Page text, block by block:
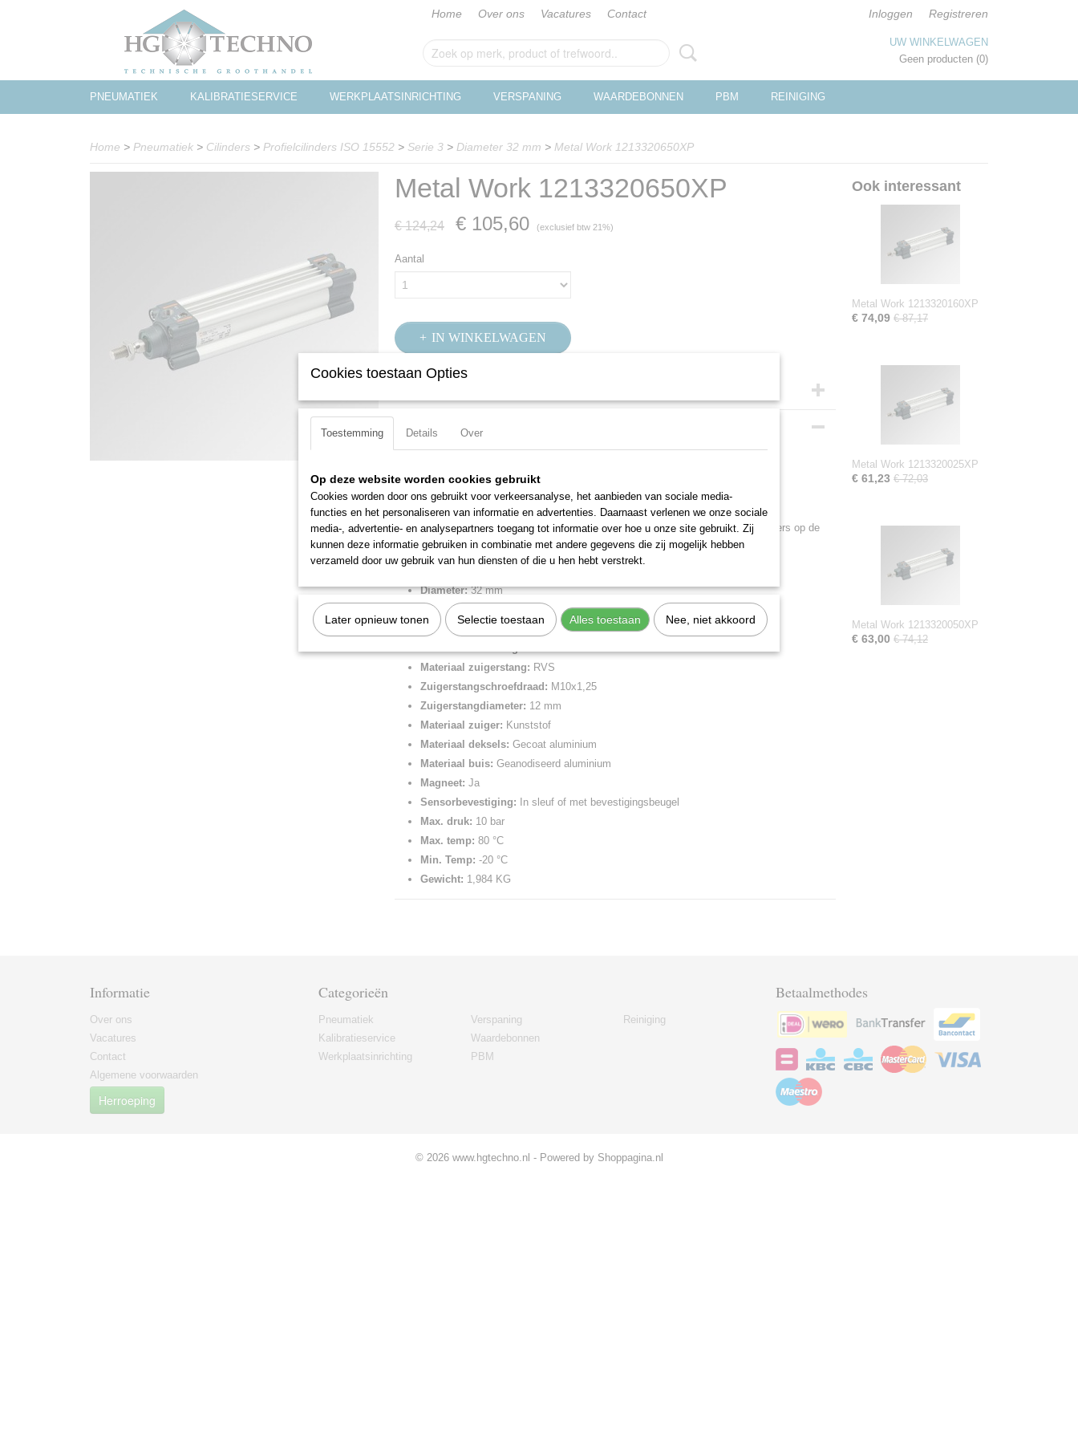
Home Over ons Vacatures Contact Inloggen Registreren
UW WINKELWAGEN
Geen producten (0)
PNEUMATIEK KALIBRATIESERVICE WERKPLAATSINRICHTING VERSPANING WAARDEBONNEN PBM REINIGING
Home > Pneumatiek > Cilinders > Profielcilinders ISO 15552 > Serie 3 > Diameter 32 mm > Metal Work 1213320650XP
Metal Work 1213320650XP
€ 124,24 € 105,60 (exclusief btw 21%)
Aantal
IN WINKELWAGEN
EAN code
Productcode leverancier
1213320650XP
Omschrijving
Cilinder ISO 15552 -3- d 32 slag 650 dema.
Cilinder volgens ISO 15552 met glad buisprofiel welke aan 1 zijde is voorzien van
sensorsleuven
Ook verkrijgbaar als enkelwerkend of met doorlopende zuigerstang
Brede keus in afdichtingen zoals: NBR, FKM/FPM, low-temp en speciale afschrapers op de
zuigerstang.
Diameter:32 mm
Slag:650 mm
Aansluiting perslucht:
1/8" BSPP
Materiaal zuigerstang: RVS
Zuigerstangschroefdraad: M10x1,25
Zuigerstangdiameter: 12 mm
Materiaal zuiger: Kunststof
Materiaal deksels: Gecoat aluminium
Materiaal buis: Geanodiseerd aluminium
Magneet: Ja
Sensorbevestiging:
In sleuf of met bevestigingsbeugel
Max. druk: 10 bar
Max. temp: 80 °C
Min. Temp: -20 °C
Gewicht: 1,984 KG
Ook interessant
Metal Work 1213320160XP
€ 74,09 € 87,17
Metal Work 1213320025XP
€ 61,23 € 72,03
Metal Work 1213320050XP
€ 63,00 € 74,12
Informatie
Over ons
Vacatures
Contact
Algemene voorwaarden
Herroeping
Categorieën
Pneumatiek
Kalibratieservice
Werkplaatsinrichting
Verspaning
Waardebonnen
PBM
Reiniging
Betaalmethodes
© 2026 www.hgtechno.nl - Powered by Shoppagina.nl
Cookies toestaan Opties
Toestemming Details Over
Op deze website worden cookies gebruikt
Cookies worden door ons gebruikt voor verkeersanalyse, het aanbieden van sociale media-
functies en het personaliseren van informatie en advertenties. Daarnaast verlenen we onze sociale
media-, advertentie- en analysepartners toegang tot informatie over hoe u onze site gebruikt. Zij
kunnen deze informatie gebruiken in combinatie met andere gegevens die zij mogelijk hebben
verzameld door uw gebruik van hun diensten of die u hen hebt verstrekt.
Later opnieuw tonen Selectie toestaan Alles toestaan Nee, niet akkoord